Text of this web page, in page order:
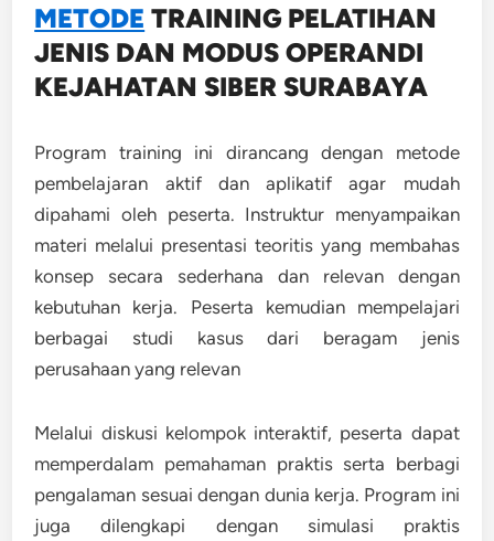
METODE TRAINING PELATIHAN
JENIS DAN MODUS OPERANDI
KEJAHATAN SIBER SURABAYA
Program training ini dirancang dengan metode
pembelajaran aktif dan aplikatif agar mudah
dipahami oleh peserta. Instruktur menyampaikan
materi melalui presentasi teoritis yang membahas
konsep secara sederhana dan relevan dengan
kebutuhan kerja. Peserta kemudian mempelajari
berbagai studi kasus dari beragam jenis
perusahaan yang relevan
Melalui diskusi kelompok interaktif, peserta dapat
memperdalam pemahaman praktis serta berbagi
pengalaman sesuai dengan dunia kerja. Program ini
juga dilengkapi dengan simulasi praktis